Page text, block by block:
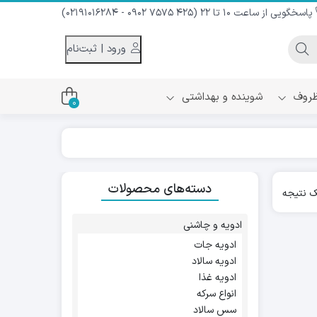
پاسخگویی از ساعت 10 تا 22 (425 7575 0902 - 02191016284)
سرد
شوینده و بهداشتی 0
نتیجه دسته‌های محصولات
ادویه و چاشنی
ادویه جات
ادویه سالاد
ادویه غذا
انواع سرکه
سس سالاد